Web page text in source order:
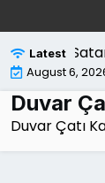
to
content
Latest
Slim
August 6,
Duvar
Duvar Çatı